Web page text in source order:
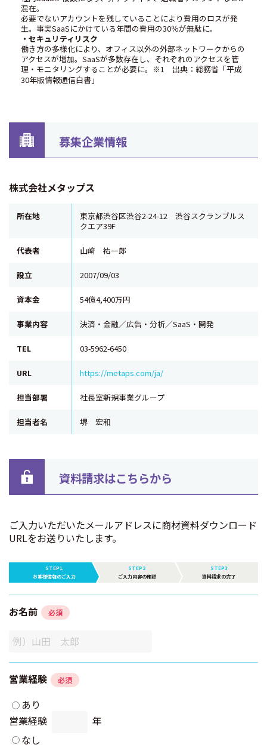
混在。
必要でないアカウントを残していることにより費用のロスが発
生。事実SaaSにかけている年間の費用の30％が無駄に。
・セキュリティリスク
働き方の多様化により、オフィス以外の外部ネットワークからの
アクセスが増加。SaaSが多数存在し、それぞれのアクセスを管
理・モニタリングすることが必要に。 ※1 出典：総務省「平成
30年版情報通信白書」
募集企業情報
株式会社メタップス
所在地
東京都渋谷区渋谷2-24-12 渋谷スクランブルス
クエア39F
代表者 山﨑 祐一郎
設立 2007/09/03
資本金 54億4,400万円
事業内容 決済・金融／広告・分析／SaaS・開発
TEL 03-5962-6450
URL https://metaps.com/ja/
担当部署 社長室新規事業グループ
担当者名 堺 宏和
資料請求はこちらから
ご入力いただいたメールアドレスに商材資料ダウンロード
URLをお送りいたします。
STEP1
お客様情報のご入力
STEP2
ご入力内容の確認
STEP3
資料請求の完了
お名前 必須
営業経験 必須
あり
営業経験
年
なし